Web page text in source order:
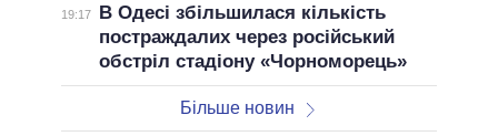
19:17
В Одесі збільшилася кількість
постраждалих через російський
обстріл стадіону «Чорноморець»
Більше новин